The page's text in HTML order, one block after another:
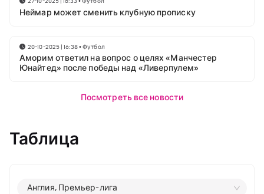
Неймар может сменить клубную прописку
20-10-2025 | 16:38•Футбол
Аморим ответил на вопрос о целях «Манчестер
Юнайтед» после победы над «Ливерпулем»
Посмотреть все новости
Таблица
Англия, Премьер-лига